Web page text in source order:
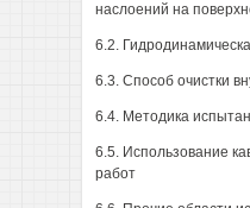
наслоений на
6.2.
6.3. Способ очистки
6.4. Методика
6.5. Использование
работ